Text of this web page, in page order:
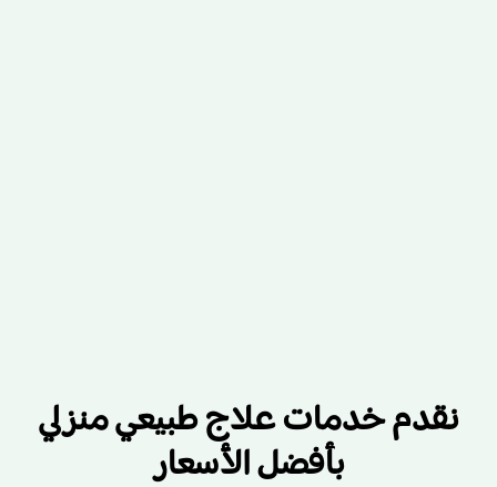
نقدم خدمات علاج طبيعي منزلي
بأفضل الأسعار